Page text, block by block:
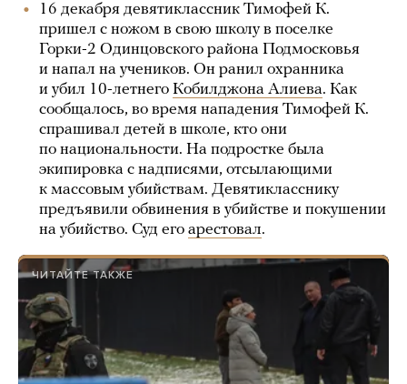
16 декабря девятиклассник Тимофей К.
пришел с ножом в свою школу в поселке
Горки-2 Одинцовского района Подмосковья
и напал на учеников. Он ранил охранника
и убил 10-летнего Кобилджона Алиева. Как
сообщалось, во время нападения Тимофей К.
спрашивал детей в школе, кто они
по национальности. На подростке была
экипировка с надписями, отсылающими
к массовым убийствам. Девятикласснику
предъявили обвинения в убийстве и покушении
на убийство. Суд его арестовал.
ЧИТАЙТЕ ТАКЖЕ